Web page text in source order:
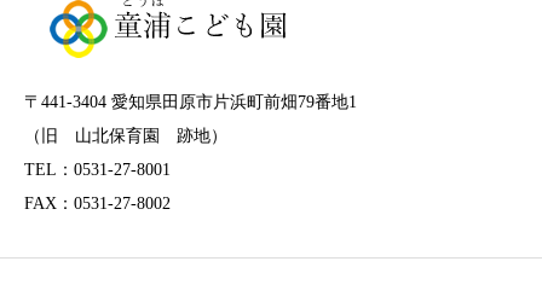
〒441-3404 愛知県田原市片浜町前畑79番地1
（旧 山北保育園 跡地）
TEL：0531-27-8001
FAX：0531-27-8002